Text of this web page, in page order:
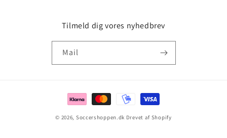
Tilmeld dig vores nyhedbrev
Mail
Betalingsmetoder
© 2026, Soccershoppen.dk Drevet af Shopify